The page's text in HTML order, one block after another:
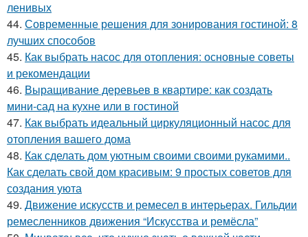
ленивых
44. Современные решения для зонирования гостиной: 8
лучших способов
45. Как выбрать насос для отопления: основные советы
и рекомендации
46. Выращивание деревьев в квартире: как создать
мини-сад на кухне или в гостиной
47. Как выбрать идеальный циркуляционный насос для
отопления вашего дома
48. Как сделать дом уютным своими своими рукамими..
Как сделать свой дом красивым: 9 простых советов для
создания уюта
49. Движение искусств и ремесел в интерьерах. Гильдии
ремесленников движения “Искусства и ремёсла”